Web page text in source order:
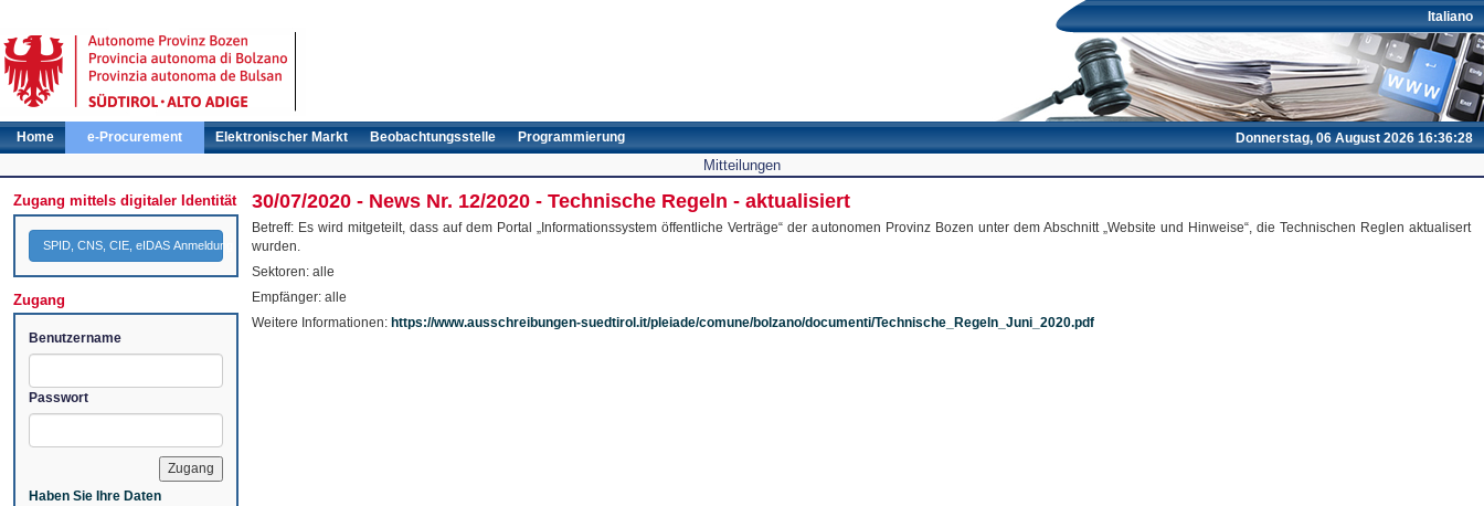
Italiano
Donnerstag, 06 August 2026 16:36:28
Home e-Procurement Elektronischer Markt Beobachtungsstelle Programmierung
Mitteilungen
Zugang mittels digitaler Identität
SPID, CNS, CIE, eIDAS Anmeldung
Zugang
Benutzername
Passwort
Haben Sie Ihre Daten
30/07/2020 - News Nr. 12/2020 - Technische Regeln - aktualisiert
Betreff: Es wird mitgeteilt, dass auf dem Portal „Informationssystem öffentliche Verträge“ der autonomen Provinz Bozen unter dem Abschnitt „Website und Hinweise“, die Technischen Reglen aktualisert
wurden.
Sektoren: alle
Empfänger: alle
Weitere Informationen: https://www.ausschreibungen-suedtirol.it/pleiade/comune/bolzano/documenti/Technische_Regeln_Juni_2020.pdf